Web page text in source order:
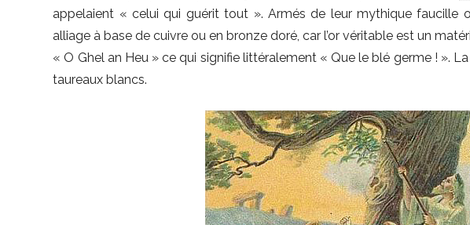
appelaient « celui qui guérit tout ». Armés de leur mythique faucille
alliage à base de cuivre ou en bronze doré, car l’or véritable est un
« O Ghel an Heu » ce qui signifie littéralement « Que le blé germe ! ».
taureaux blancs.